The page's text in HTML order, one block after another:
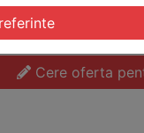
M3/ Greutate de
Cere oferta